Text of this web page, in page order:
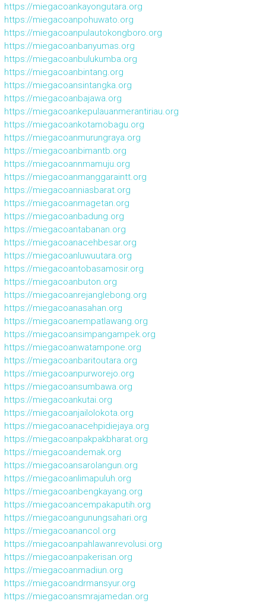
https://miegacoankayongutara.org
https://miegacoanpohuwato.org
https://miegacoanpulautokongboro.org
https://miegacoanbanyumas.org
https://miegacoanbulukumba.org
https://miegacoanbintang.org
https://miegacoansintangka.org
https://miegacoanbajawa.org
https://miegacoankepulauanmerantiriau.org
https://miegacoankotamobagu.org
https://miegacoanmurungraya.org
https://miegacoanbimantb.org
https://miegacoannmamuju.org
https://miegacoanmanggaraintt.org
https://miegacoanniasbarat.org
https://miegacoanmagetan.org
https://miegacoanbadung.org
https://miegacoantabanan.org
https://miegacoanacehbesar.org
https://miegacoanluwuutara.org
https://miegacoantobasamosir.org
https://miegacoanbuton.org
https://miegacoanrejanglebong.org
https://miegacoanasahan.org
https://miegacoanempatlawang.org
https://miegacoansimpangampek.org
https://miegacoanwatampone.org
https://miegacoanbaritoutara.org
https://miegacoanpurworejo.org
https://miegacoansumbawa.org
https://miegacoankutai.org
https://miegacoanjailolokota.org
https://miegacoanacehpidiejaya.org
https://miegacoanpakpakbharat.org
https://miegacoandemak.org
https://miegacoansarolangun.org
https://miegacoanlimapuluh.org
https://miegacoanbengkayang.org
https://miegacoancempakaputih.org
https://miegacoangunungsahari.org
https://miegacoanancol.org
https://miegacoanpahlawanrevolusi.org
https://miegacoanpakerisan.org
https://miegacoanmadiun.org
https://miegacoandrmansyur.org
https://miegacoansmrajamedan.org